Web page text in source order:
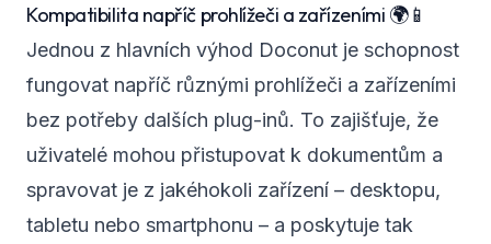
Kompatibilita napříč prohlížeči a zařízeními 🌍📱
Jednou z hlavních výhod Doconut je schopnost
fungovat napříč různými prohlížeči a zařízeními
bez potřeby dalších plug-inů. To zajišťuje, že
uživatelé mohou přistupovat k dokumentům a
spravovat je z jakéhokoli zařízení – desktopu,
tabletu nebo smartphonu – a poskytuje tak